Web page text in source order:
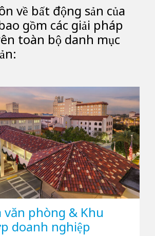
về bất động sản của
gồm các giải pháp
toàn bộ danh mục
văn phòng & Khu
doanh nghiệp